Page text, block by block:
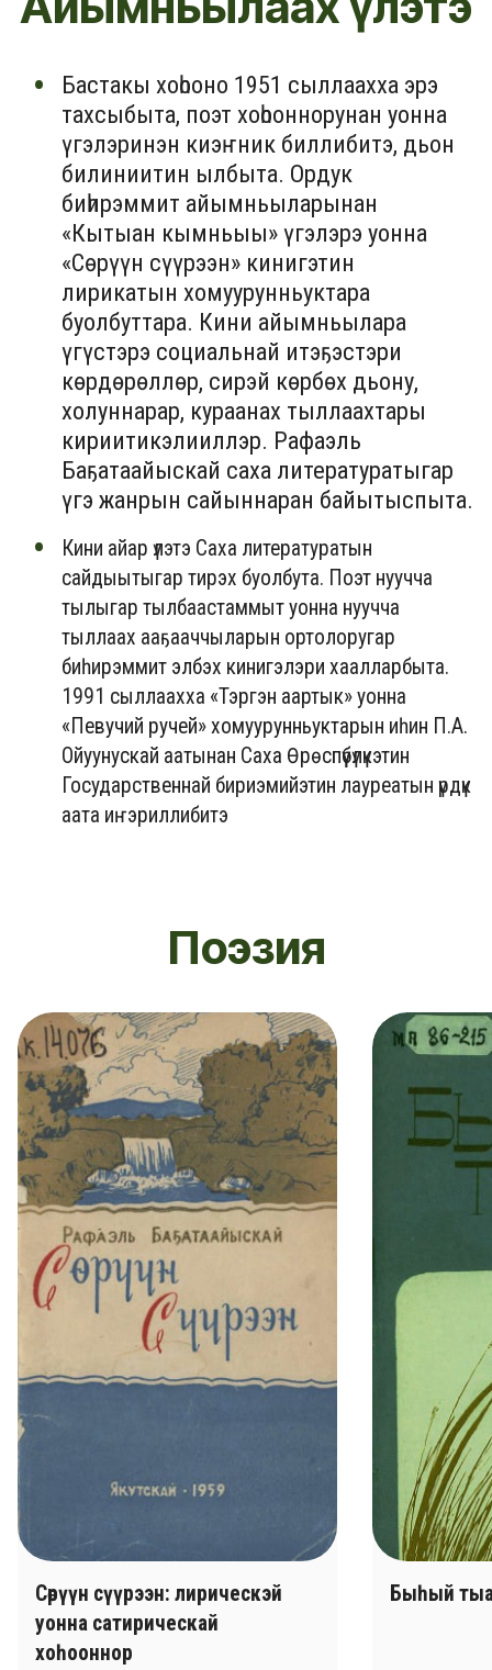
Бастакы хоһооно 1951 сыллаахха эрэ
тахсыбыта, поэт хоһооннорунан уонна
үгэлэринэн киэҥник биллибитэ, дьон
билиниитин ылбыта. Ордук
биһирэммит айымньыларынан
«Кытыан кымньыы» үгэлэрэ уонна
«Сөрүүн сүүрээн» кинигэтин
лирикатын хомуурунньуктара
буолбуттара. Кини айымньылара
үгүстэрэ социальнай итэҕэстэри
көрдөрөллөр, сирэй көрбөх дьону,
холуннарар, кураанах тыллаахтары
кириитикэлииллэр. Рафаэль
Баҕатаайыскай саха литературатыгар
үгэ жанрын сайыннаран байытыспыта.
Кини айар үлэтэ Саха литературатын
сайдыытыгар тирэх буолбута. Поэт нуучча
тылыгар тылбаастаммыт уонна нуучча
тыллаах ааҕааччыларын ортолоругар
биһирэммит элбэх кинигэлэри хаалларбыта.
1991 сыллаахха «Тэргэн аартык» уонна
«Певучий ручей» хомуурунньуктарын иһин П.А.
Ойуунускай аатынан Саха Өрөспүүбүлүкэтин
Государственнай бириэмийэтин лауреатын үрдүк
аата иҥэриллибитэ
Поэзия
Сөрүүн сүүрээн: лирическэй
уонна сатирическай
хоһооннор
Быһый